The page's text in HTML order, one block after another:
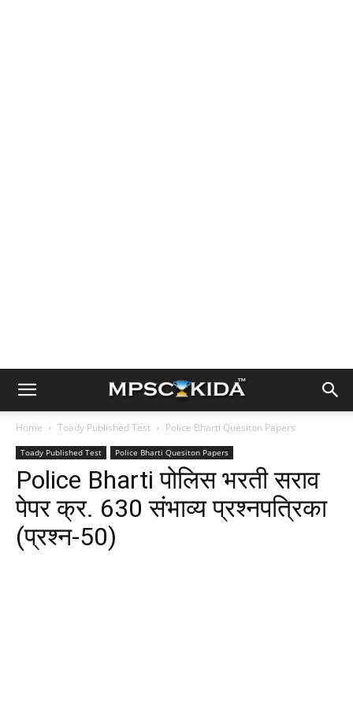
Home Toady Published Test Police Bharti Quesiton Papers
Toady Published Test Police Bharti Quesiton Papers
Police Bharti पोलिस भरती सराव
पेपर क्र. 630 संभाव्य प्रश्नपत्रिका
(प्रश्न-50)